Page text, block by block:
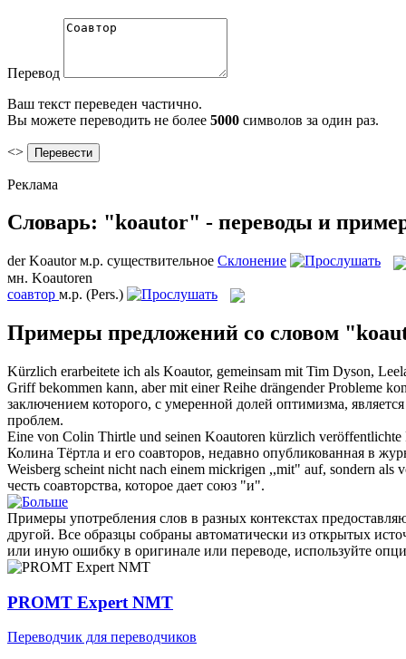
Перевод
Ваш текст переведен частично.
Вы можете переводить не более 5000 символов за один раз.
<>
Реклама
Словарь: "koautor" - переводы и
derKoautor м.р. существительное Склонение
мн. Koautoren
соавтор м.р. (Pers.)
Примеры предложений со словом
Kürzlich erarbeitete ich als Koautor, gemeinsam mit Tim Dyson,
Griff bekommen kann, aber mit einer Reihe drängender Probleme
заключением которого, с умеренной долей оптимизма,
проблем.
Eine von Colin Thirtle und seinen Koautoren kürzlich veröffentlichte
Колина Тёртла и его соавторов, недавно опубликованная в
Weisberg scheint nicht nach einem mickrigen ,,mit" auf, sondern als
честь соавторства, которое дает союз "и".
Примеры употребления слов в разных контекстах
другой. Все образцы собраны автоматически из открытых
или иную ошибку в оригинале или переводе, используйте
PROMT Expert NMT
Переводчик для переводчиков